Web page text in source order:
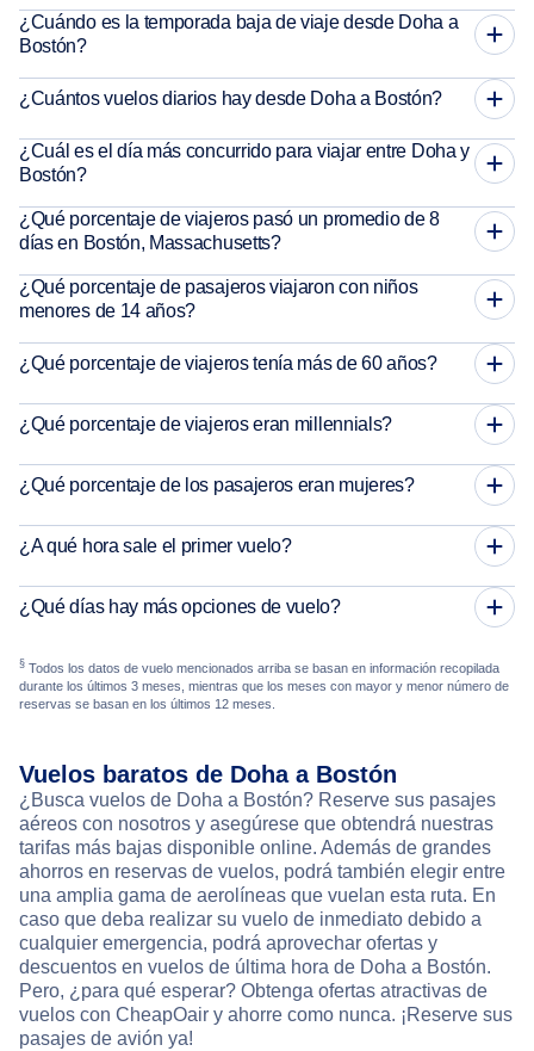
¿Cuándo es la temporada baja de viaje desde Doha a
Bostón?
¿Cuántos vuelos diarios hay desde Doha a Bostón?
¿Cuál es el día más concurrido para viajar entre Doha y
Bostón?
¿Qué porcentaje de viajeros pasó un promedio de 8
días en Bostón, Massachusetts?
¿Qué porcentaje de pasajeros viajaron con niños
menores de 14 años?
¿Qué porcentaje de viajeros tenía más de 60 años?
¿Qué porcentaje de viajeros eran millennials?
¿Qué porcentaje de los pasajeros eran mujeres?
¿A qué hora sale el primer vuelo?
¿Qué días hay más opciones de vuelo?
§ Todos los datos de vuelo mencionados arriba se basan en información recopilada
durante los últimos 3 meses, mientras que los meses con mayor y menor número de
reservas se basan en los últimos 12 meses.
Vuelos baratos de Doha a Bostón
¿Busca vuelos de Doha a Bostón? Reserve sus pasajes
aéreos con nosotros y asegúrese que obtendrá nuestras
tarifas más bajas disponible online. Además de grandes
ahorros en reservas de vuelos, podrá también elegir entre
una amplia gama de aerolíneas que vuelan esta ruta. En
caso que deba realizar su vuelo de inmediato debido a
cualquier emergencia, podrá aprovechar ofertas y
descuentos en vuelos de última hora de Doha a Bostón.
Pero, ¿para qué esperar? Obtenga ofertas atractivas de
vuelos con CheapOair y ahorre como nunca. ¡Reserve sus
pasajes de avión ya!